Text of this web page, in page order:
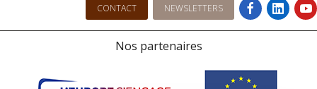
CONTACT NEWSLETTERS
Nos partenaires